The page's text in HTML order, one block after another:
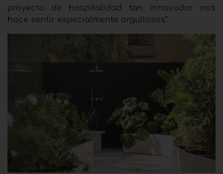
proyecto de hospitalidad tan innovador nos
hace sentir especialmente orgullosos”.